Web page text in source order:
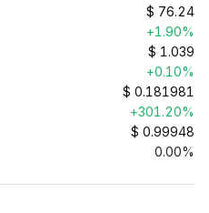
$ 76.24
+1.90%
$ 1.039
+0.10%
$ 0.181981
+301.20%
$ 0.99948
0.00%